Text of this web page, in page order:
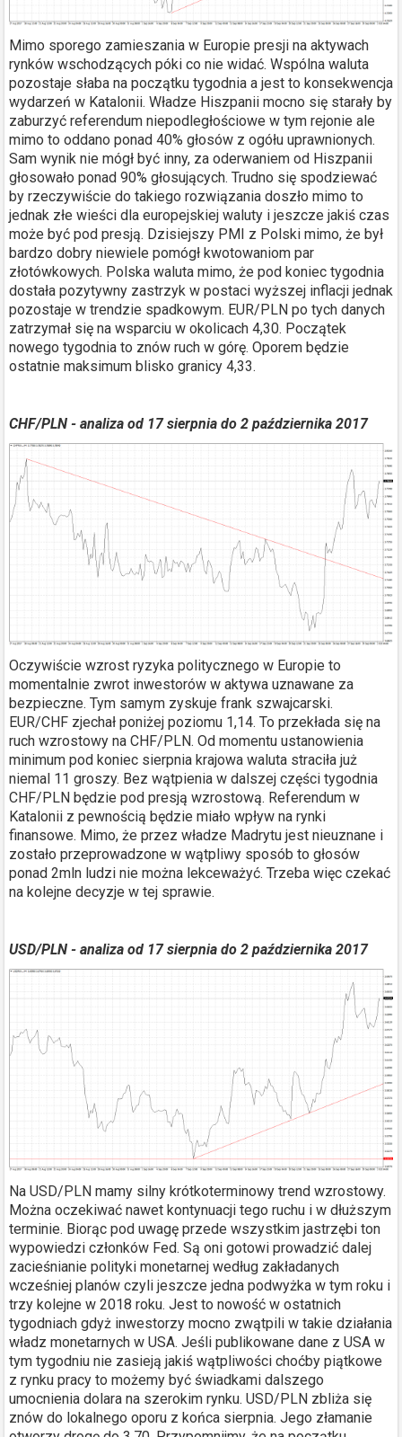
Mimo sporego zamieszania w Europie presji na aktywach
rynków wschodzących póki co nie widać. Wspólna waluta
pozostaje słaba na początku tygodnia a jest to konsekwencja
wydarzeń w Katalonii. Władze Hiszpanii mocno się starały by
zaburzyć referendum niepodległościowe w tym rejonie ale
mimo to oddano ponad 40% głosów z ogółu uprawnionych.
Sam wynik nie mógł być inny, za oderwaniem od Hiszpanii
głosowało ponad 90% głosujących. Trudno się spodziewać
by rzeczywiście do takiego rozwiązania doszło mimo to
jednak złe wieści dla europejskiej waluty i jeszcze jakiś czas
może być pod presją. Dzisiejszy PMI z Polski mimo, że był
bardzo dobry niewiele pomógł kwotowaniom par
złotówkowych. Polska waluta mimo, że pod koniec tygodnia
dostała pozytywny zastrzyk w postaci wyższej inflacji jednak
pozostaje w trendzie spadkowym. EUR/PLN po tych danych
zatrzymał się na wsparciu w okolicach 4,30. Początek
nowego tygodnia to znów ruch w górę. Oporem będzie
ostatnie maksimum blisko granicy 4,33.
CHF/PLN - analiza od 17 sierpnia do 2 października 2017
Oczywiście wzrost ryzyka politycznego w Europie to
momentalnie zwrot inwestorów w aktywa uznawane za
bezpieczne. Tym samym zyskuje frank szwajcarski.
EUR/CHF zjechał poniżej poziomu 1,14. To przekłada się na
ruch wzrostowy na CHF/PLN. Od momentu ustanowienia
minimum pod koniec sierpnia krajowa waluta straciła już
niemal 11 groszy. Bez wątpienia w dalszej części tygodnia
CHF/PLN będzie pod presją wzrostową. Referendum w
Katalonii z pewnością będzie miało wpływ na rynki
finansowe. Mimo, że przez władze Madrytu jest nieuznane i
zostało przeprowadzone w wątpliwy sposób to głosów
ponad 2mln ludzi nie można lekceważyć. Trzeba więc czekać
na kolejne decyzje w tej sprawie.
USD/PLN - analiza od 17 sierpnia do 2 października 2017
Na USD/PLN mamy silny krótkoterminowy trend wzrostowy.
Można oczekiwać nawet kontynuacji tego ruchu i w dłuższym
terminie. Biorąc pod uwagę przede wszystkim jastrzębi ton
wypowiedzi członków Fed. Są oni gotowi prowadzić dalej
zacieśnianie polityki monetarnej według zakładanych
wcześniej planów czyli jeszcze jedna podwyżka w tym roku i
trzy kolejne w 2018 roku. Jest to nowość w ostatnich
tygodniach gdyż inwestorzy mocno zwątpili w takie działania
władz monetarnych w USA. Jeśli publikowane dane z USA w
tym tygodniu nie zasieją jakiś wątpliwości choćby piątkowe
z rynku pracy to możemy być świadkami dalszego
umocnienia dolara na szerokim rynku. USD/PLN zbliża się
znów do lokalnego oporu z końca sierpnia. Jego złamanie